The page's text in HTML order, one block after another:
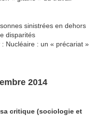
sinistrées en dehors
disparités
Nucléaire : un « précariat »
2014
critique (sociologie et